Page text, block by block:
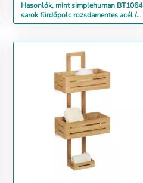
Hasonlók, mint simplehuman BT1064
sarok fürdőpolc rozsdamentes acél /
eloxált al...